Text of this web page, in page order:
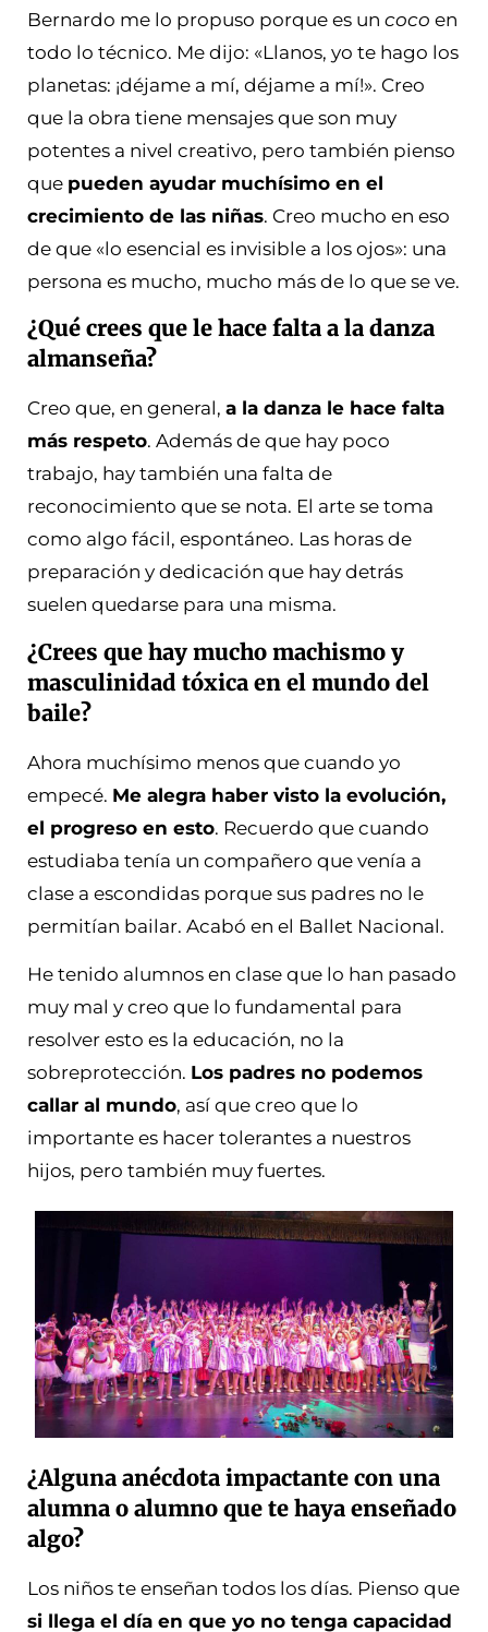
Bernardo me lo propuso porque es un coco en
todo lo técnico. Me dijo: «Llanos, yo te hago los
planetas: ¡déjame a mí, déjame a mí!». Creo
que la obra tiene mensajes que son muy
potentes a nivel creativo, pero también pienso
que pueden ayudar muchísimo en el
crecimiento de las niñas. Creo mucho en eso
de que «lo esencial es invisible a los ojos»: una
persona es mucho, mucho más de lo que se ve.
¿Qué crees que le hace falta a la danza
almanseña?
Creo que, en general, a la danza le hace falta
más respeto. Además de que hay poco
trabajo, hay también una falta de
reconocimiento que se nota. El arte se toma
como algo fácil, espontáneo. Las horas de
preparación y dedicación que hay detrás
suelen quedarse para una misma.
¿Crees que hay mucho machismo y
masculinidad tóxica en el mundo del
baile?
Ahora muchísimo menos que cuando yo
empecé. Me alegra haber visto la evolución,
el progreso en esto. Recuerdo que cuando
estudiaba tenía un compañero que venía a
clase a escondidas porque sus padres no le
permitían bailar. Acabó en el Ballet Nacional.
He tenido alumnos en clase que lo han pasado
muy mal y creo que lo fundamental para
resolver esto es la educación, no la
sobreprotección. Los padres no podemos
callar al mundo, así que creo que lo
importante es hacer tolerantes a nuestros
hijos, pero también muy fuertes.
¿Alguna anécdota impactante con una
alumna o alumno que te haya enseñado
algo?
Los niños te enseñan todos los días. Pienso que
si llega el día en que yo no tenga capacidad